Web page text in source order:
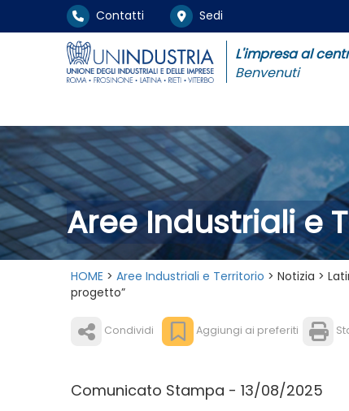
Contatti Sedi
L'impresa al
Benvenuti
Aree Industriali e
HOME > Aree Industriali e Territorio > Notizia >
progetto”
Condividi Aggiungi ai preferiti
Comunicato Stampa - 13/08/2025